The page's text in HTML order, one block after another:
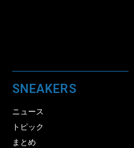
SNEAKERS
ニュース
トピック
まとめ